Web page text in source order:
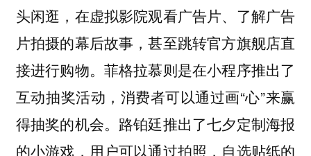
头闲逛，在虚拟影院观看广告片、了解广告
片拍摄的幕后故事，甚至跳转官方旗舰店直
接进行购物。菲格拉慕则是在小程序推出了
互动抽奖活动，消费者可以通过画“心”来赢
得抽奖的机会。路铂廷推出了七夕定制海报
的小游戏，用户可以通过拍照，自选贴纸的